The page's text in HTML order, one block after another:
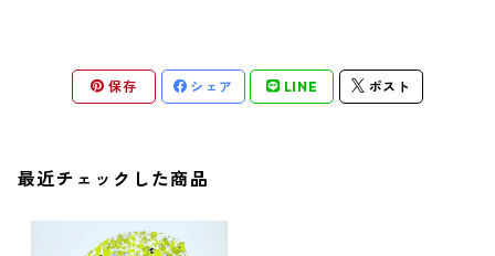
保存 シェア LINE ポスト
最近チェックした商品